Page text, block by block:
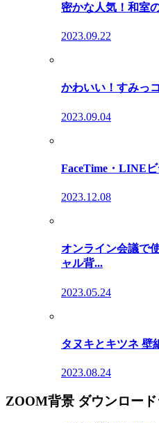
密かな人気！和室
2023.09.22
かわいい！すみっ
2023.09.04
FaceTime・LINE
2023.12.08
オンライン会議で
ャル背...
2023.05.24
タヌキとキツネ 壁
2023.08.24
ZOOM背景 ダウンロー